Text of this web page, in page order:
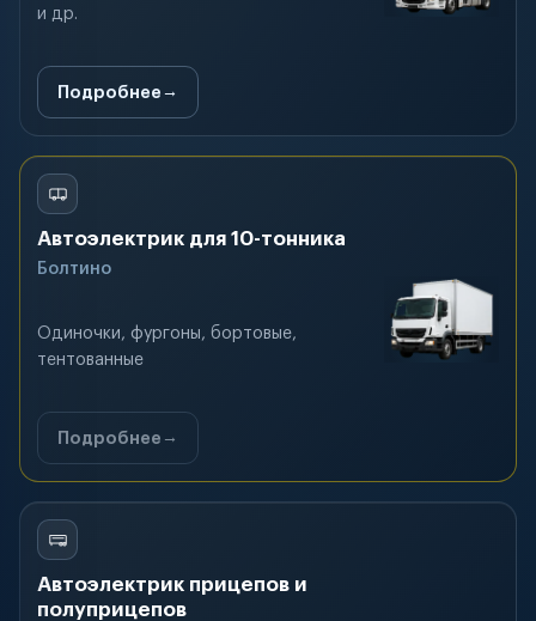
и др.
Подробнее
Автоэлектрик для 10-тонника
Болтино
Одиночки, фургоны, бортовые,
тентованные
Подробнее
Автоэлектрик прицепов и
полуприцепов